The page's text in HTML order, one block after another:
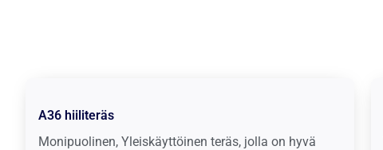
A36 hiiliteräs
Monipuolinen, Yleiskäyttöinen teräs, jolla on hyvä